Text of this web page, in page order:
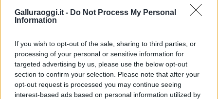
Galluraoggi.it - Do Not Process My Personal
Information
If you wish to opt-out of the sale, sharing to third parties, or
processing of your personal or sensitive information for
targeted advertising by us, please use the below opt-out
section to confirm your selection. Please note that after your
opt-out request is processed you may continue seeing
interest-based ads based on personal information utilized by